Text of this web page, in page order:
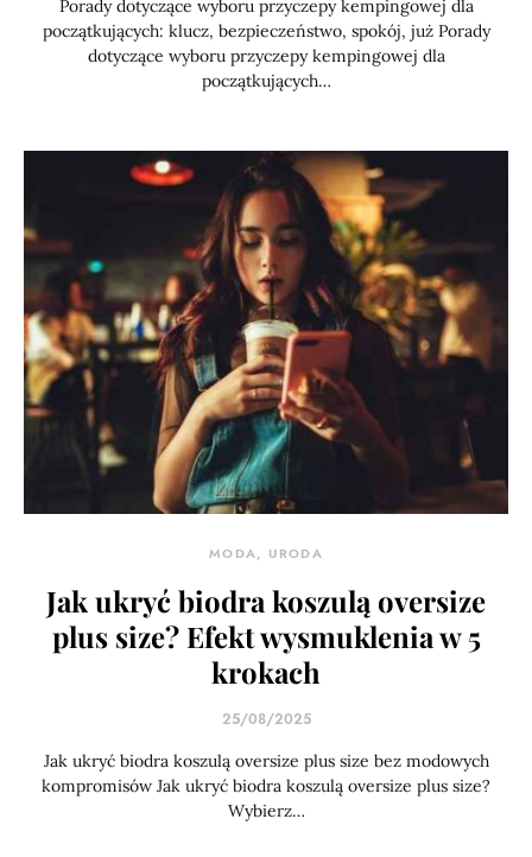
Porady dotyczące wyboru przyczepy kempingowej dla
początkujących: klucz, bezpieczeństwo, spokój, już Porady
dotyczące wyboru przyczepy kempingowej dla
początkujących…
MODA, URODA
Jak ukryć biodra koszulą oversize
plus size? Efekt wysmuklenia w 5
krokach
25/08/2025
Jak ukryć biodra koszulą oversize plus size bez modowych
kompromisów Jak ukryć biodra koszulą oversize plus size?
Wybierz…